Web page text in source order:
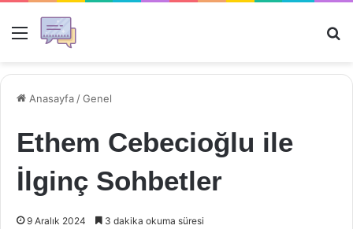
Menü
Anasayfa /Genel
Ethem Cebecioğlu ile
İlginç Sohbetler
9 Aralık 2024 3 dakika okuma süresi